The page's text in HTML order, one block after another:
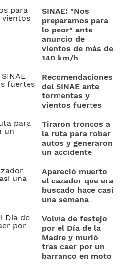
SINAE: "Nos
preparamos para
lo peor" ante
anuncio de
vientos de más de
140 km/h
Recomendaciones
del SINAE ante
tormentas y
vientos fuertes
Tiraron troncos a
la ruta para robar
autos y generaron
un accidente
Apareció muerto
el cazador que era
buscado hace casi
una semana
Volvía de festejo
por el Día de la
Madre y murió
tras caer por un
barranco en moto